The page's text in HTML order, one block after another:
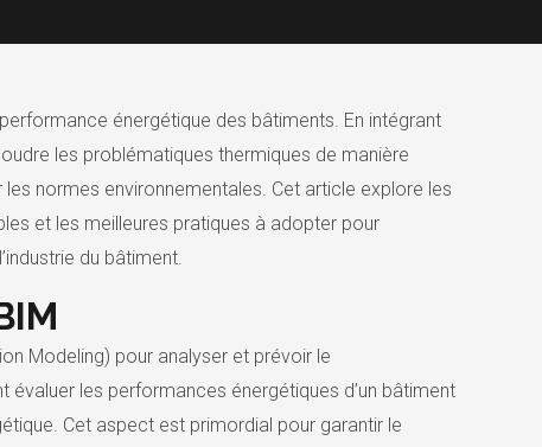
énergétique des bâtiments. En intégrant
les problématiques thermiques de manière
normes environnementales. Cet article explore les
et les meilleures pratiques à adopter pour
du bâtiment.
Modeling) pour analyser et prévoir le
les performances énergétiques d’un bâtiment
Cet aspect est primordial pour garantir le